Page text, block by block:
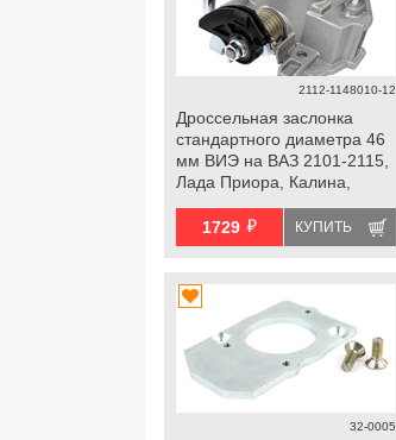
2112-1148010-12
Дроссельная заслонка
стандартного диаметра 46
мм ВИЭ на ВАЗ 2101-2115,
Лада Приора, Калина,
1729 й КУПИТЬ
32-0005